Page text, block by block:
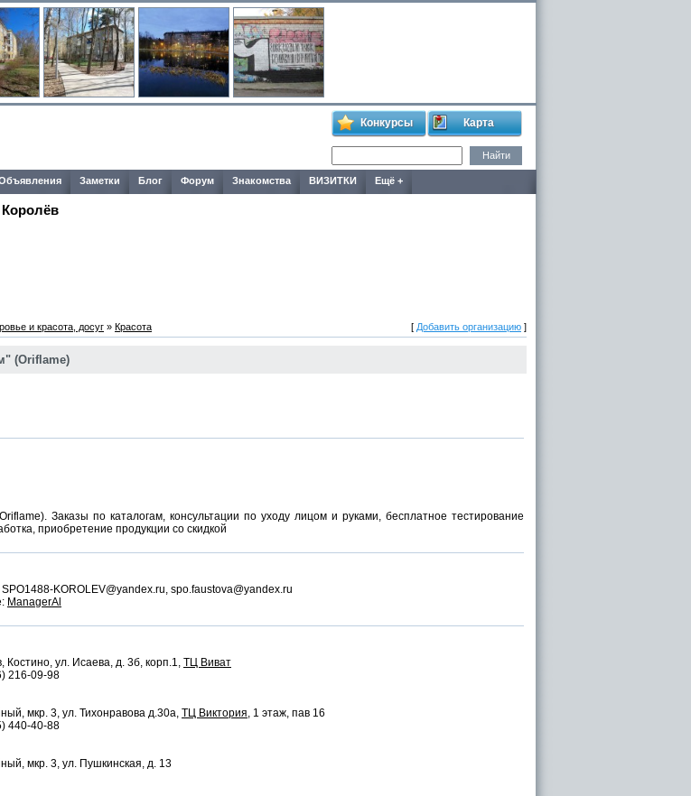
Конкурсы Карта
Заметки Блог Форум Знакомства ВИЗИТКИ Ещё +
и красота, досуг » Красота [ Добавить организацию ]
(Oriflame)
Заказы по каталогам, консультации по уходу лицом и руками, бесплатное тестирование
приобретение продукции со скидкой
KOROLEV@yandex.ru, spo.faustova@yandex.ru
ManagerAl
Костино, ул. Исаева, д. 3б, корп.1, ТЦ Виват
216-09-98
мкр. 3, ул. Тихонравова д.30а, ТЦ Виктория, 1 этаж, пав 16
440-40-88
мкр. 3, ул. Пушкинская, д. 13